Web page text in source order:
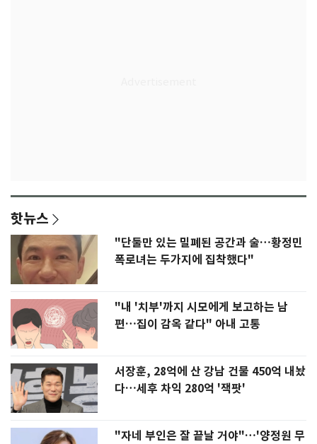
핫뉴스
"단둘만 있는 밀폐된 공간과 술…황정민
폭로녀는 두가지에 집착했다"
"내 '치부'까지 시모에게 보고하는 남
편…집이 감옥 같다" 아내 고통
서장훈, 28억에 산 강남 건물 450억 내놨
다…세후 차익 280억 '잭팟'
"자네 부인은 잘 끝날 거야"…'양정원 무